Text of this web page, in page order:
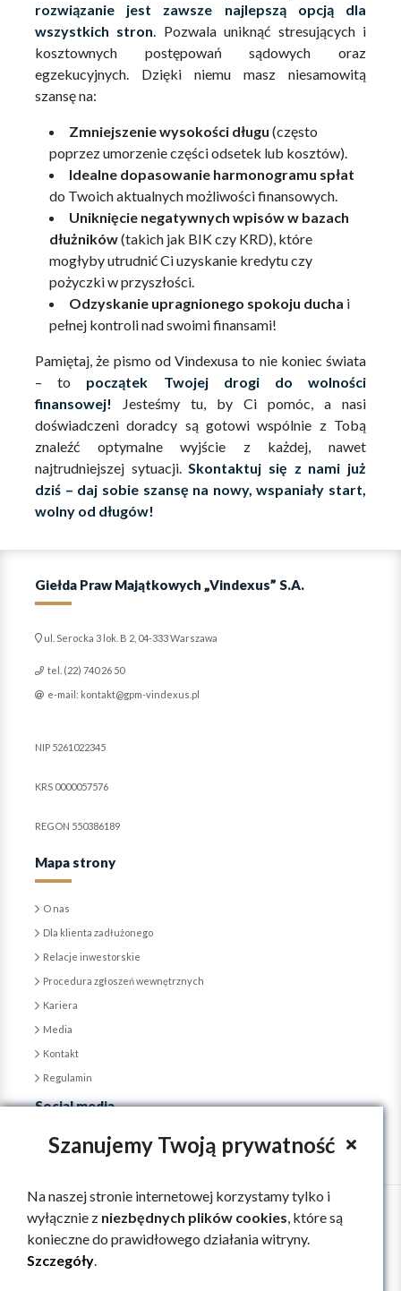
rozwiązanie jest zawsze najlepszą opcją dla
wszystkich stron. Pozwala uniknąć stresujących i
kosztownych postępowań sądowych oraz
egzekucyjnych. Dzięki niemu masz niesamowitą
szansę na:
Zmniejszenie wysokości długu (często
poprzez umorzenie części odsetek lub kosztów).
Idealne dopasowanie harmonogramu spłat
do Twoich aktualnych możliwości finansowych.
Uniknięcie negatywnych wpisów w bazach
dłużników(takich jak BIK czy KRD), które
mogłyby utrudnić Ci uzyskanie kredytu czy
pożyczki w przyszłości.
Odzyskanie upragnionego spokoju ducha i
pełnej kontroli nad swoimi finansami!
Pamiętaj, że pismo od Vindexusa to nie koniec świata
– to początek Twojej drogi do wolności
finansowej!
Jesteśmy tu, by Ci pomóc, a nasi
doświadczeni doradcy są gotowi wspólnie z Tobą
znaleźć optymalne wyjście z każdej, nawet
najtrudniejszej sytuacji.Skontaktuj się z nami już
dziś – daj sobie szansę na nowy, wspaniały start,
wolny od długów!
Giełda Praw Majątkowych „Vindexus” S.A.
ul. Serocka 3 lok. B 2, 04-333 Warszawa
tel. (22) 740 26 50
e-mail: kontakt@gpm-vindexus.pl
NIP 5261022345
KRS 0000057576
REGON 550386189
Mapa strony
O nas
Dla klienta zadłużonego
Relacje inwestorskie
Procedura zgłoszeń wewnętrznych
Kariera
Media
Kontakt
Regulamin
Social media
Szanujemy Twoją prywatność
Na naszej stronie internetowej korzystamy tylko i
wyłącznie z niezbędnych plików cookies, które są
konieczne do prawidłowego działania witryny.
Szczegóły.